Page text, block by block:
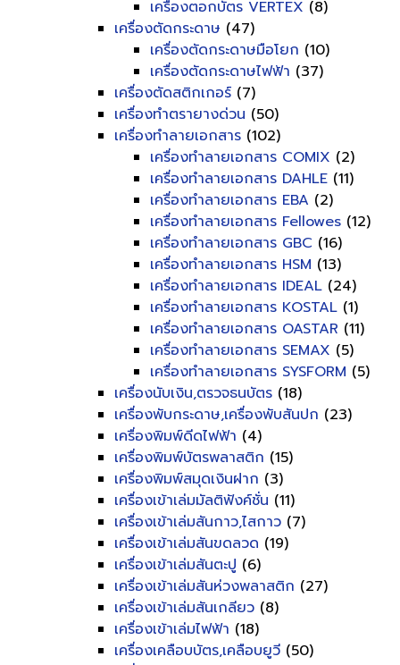
เครื่องตอกบัตร VERTEX (8)
เครื่องตัดกระดาษ (47)
เครื่องตัดกระดาษมือโยก (10)
เครื่องตัดกระดาษไฟฟ้า (37)
เครื่องตัดสติกเกอร์ (7)
เครื่องทำตรายางด่วน (50)
เครื่องทำลายเอกสาร (102)
เครื่องทำลายเอกสาร COMIX (2)
เครื่องทำลายเอกสาร DAHLE (11)
เครื่องทำลายเอกสาร EBA (2)
เครื่องทำลายเอกสาร Fellowes (12)
เครื่องทำลายเอกสาร GBC (16)
เครื่องทำลายเอกสาร HSM (13)
เครื่องทำลายเอกสาร IDEAL (24)
เครื่องทำลายเอกสาร KOSTAL (1)
เครื่องทำลายเอกสาร OASTAR (11)
เครื่องทำลายเอกสาร SEMAX (5)
เครื่องทำลายเอกสาร SYSFORM (5)
เครื่องนับเงิน,ตรวจธนบัตร (18)
เครื่องพับกระดาษ,เครื่องพับสันปก (23)
เครื่องพิมพ์ดีดไฟฟ้า (4)
เครื่องพิมพ์บัตรพลาสติก (15)
เครื่องพิมพ์สมุดเงินฝาก (3)
เครื่องเข้าเล่มมัลติฟังค์ชั่น (11)
เครื่องเข้าเล่มสันกาว,ไสกาว (7)
เครื่องเข้าเล่มสันขดลวด (19)
เครื่องเข้าเล่มสันตะปู (6)
เครื่องเข้าเล่มสันห่วงพลาสติก (27)
เครื่องเข้าเล่มสันเกลียว (8)
เครื่องเข้าเล่มไฟฟ้า (18)
เครื่องเคลือบบัตร,เคลือบยูวี (50)